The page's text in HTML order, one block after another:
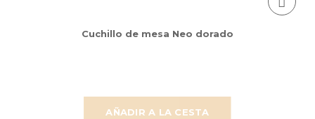
AÑADIR A LA CESTA
Cuchillo de mesa Neo dorado